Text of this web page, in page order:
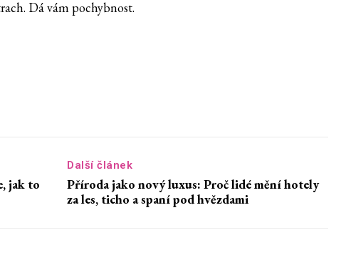
Dá vám pochybnost.
jak to
Další článek
Příroda jako nový luxus: Proč lidé mění hotely
za les, ticho a spaní pod hvězdami